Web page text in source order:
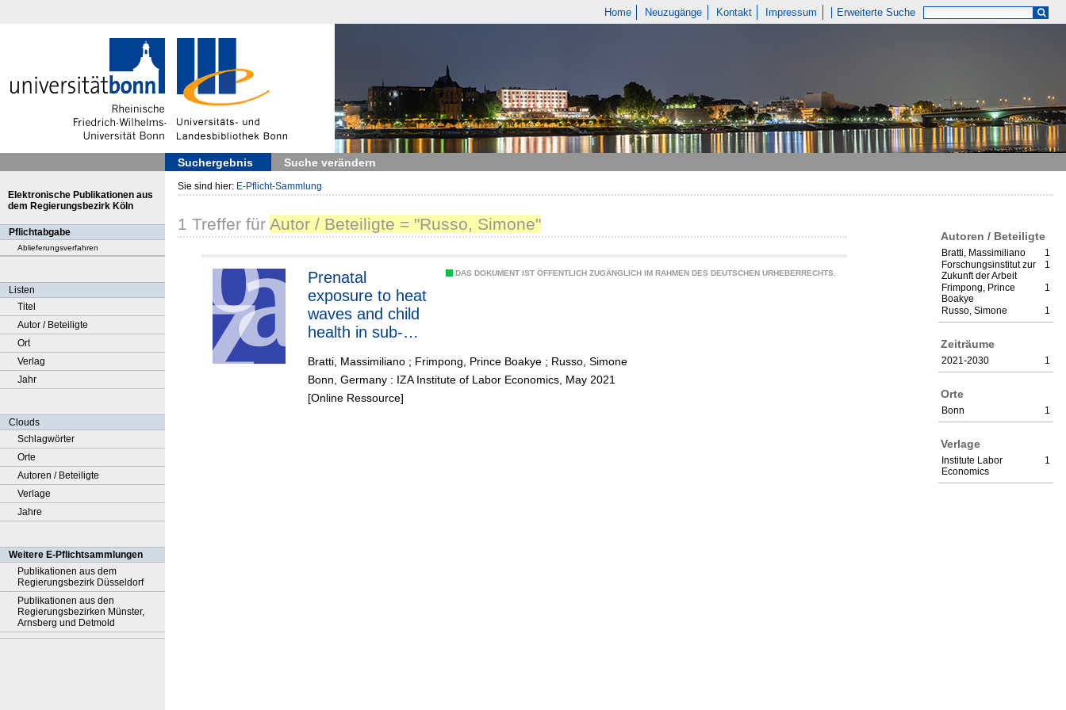
Home Neuzugänge Kontakt Impressum Erweiterte Suche
Suchergebnis Suche verändern
Elektronische Publikationen aus
dem Regierungsbezirk Köln
Pflichtabgabe
Ablieferungsverfahren
Listen
Titel
Autor / Beteiligte
Ort
Verlag
Jahr
Clouds
Schlagwörter
Orte
Autoren / Beteiligte
Verlage
Jahre
Weitere E-Pflichtsammlungen
Publikationen aus dem
Regierungsbezirk Düsseldorf
Publikationen aus den
Regierungsbezirken Münster,
Arnsberg und Detmold
Sie sind hier: E-Pflicht-Sammlung
Autoren / Beteiligte
1
Bratti, Massimiliano
1
Forschungsinstitut zur
Zukunft der Arbeit
1
Frimpong, Prince
Boakye
1
Russo, Simone
Zeiträume
1
2021-2030
Orte
1
Bonn
Verlage
1
Institute Labor
Economics
1 Treffer für Autor / Beteiligte = "Russo, Simone"
DAS DOKUMENT IST ÖFFENTLICH ZUGÄNGLICH IM RAHMEN DES DEUTSCHEN URHEBERRECHTS.
Prenatal
exposure to heat
waves and child
health in sub-
Bratti, Massimiliano ; Frimpong, Prince Boakye ; Russo, Simone
Bonn, Germany : IZA Institute of Labor Economics, May 2021
[Online Ressource]